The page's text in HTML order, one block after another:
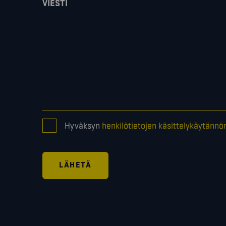
VIESTI
CONSENT
*
Hyväksyn henkilötietojen